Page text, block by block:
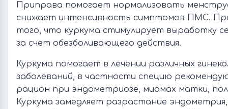
Приправа помогает нормализовать
снижает интенсивность симптомов ПМС.
того, что куркума стимулирует выработку
за счет обезболивающего действия.
Куркума помогает в лечении различных
заболеваний, в частности специю
рацион при эндометриозе, миомах матки,
Куркума замедляет разрастание